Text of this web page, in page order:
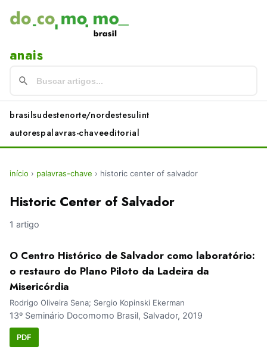
anais
brasilsudestenorte/nordestesulint
autorespalavras-chaveeditorial
início › palavras-chave › historic center of salvador
Historic Center of Salvador
1 artigo
O Centro Histórico de Salvador como laboratório:
o restauro do Plano Piloto da Ladeira da
Misericórdia
Rodrigo Oliveira Sena; Sergio Kopinski Ekerman
13º Seminário Docomomo Brasil, Salvador, 2019
PDF